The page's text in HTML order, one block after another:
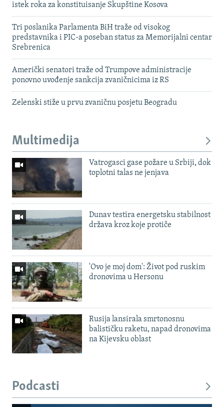
istek roka za konstituisanje Skupštine Kosova
Tri poslanika Parlamenta BiH traže od visokog
predstavnika i PIC-a poseban status za Memorijalni centar
Srebrenica
Američki senatori traže od Trumpove administracije
ponovno uvođenje sankcija zvaničnicima iz RS
Zelenski stiže u prvu zvaničnu posjetu Beogradu
Multimedija
Vatrogasci gase požare u Srbiji, dok
toplotni talas ne jenjava
Dunav testira energetsku stabilnost
država kroz koje protiče
'Ovo je moj dom': Život pod ruskim
dronovima u Hersonu
Rusija lansirala smrtonosnu
balističku raketu, napad dronovima
na Kijevsku oblast
Podcasti